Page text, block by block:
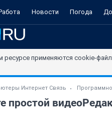
Новости Погода
ресурсе применяются cookie-
Интернет Связь
простой